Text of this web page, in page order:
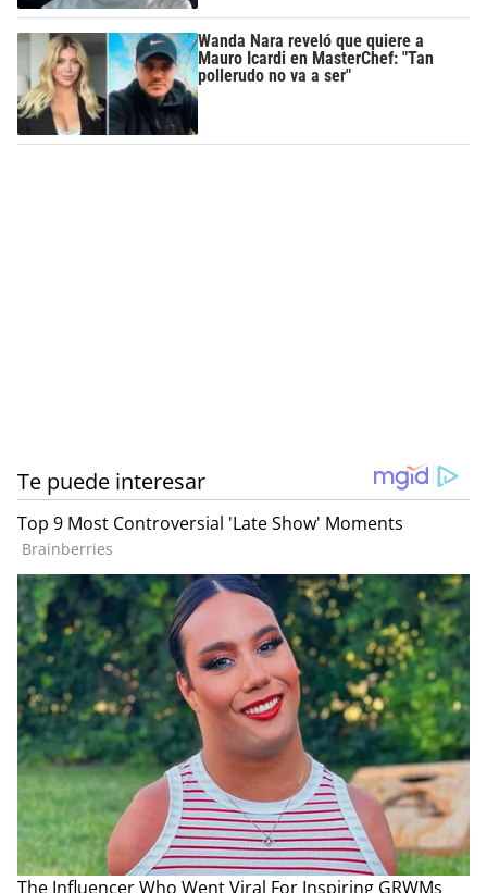
Wanda Nara reveló que quiere a
Mauro Icardi en MasterChef: "Tan
pollerudo no va a ser"